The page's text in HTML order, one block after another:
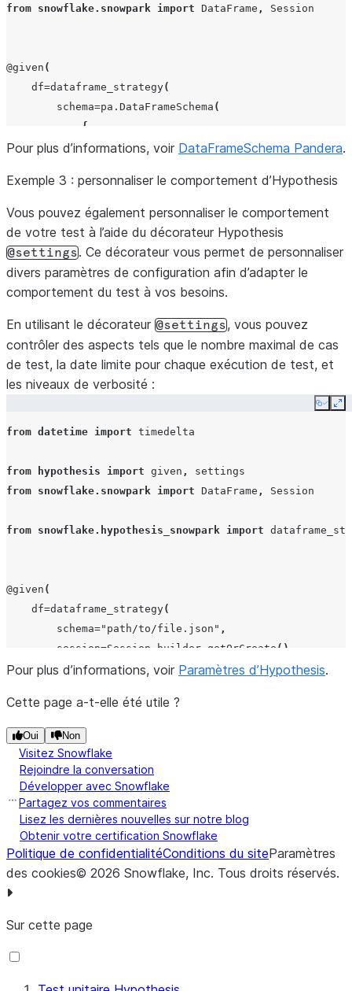
from snowflake.snowpark import DataFrame , Session
@given (
df=dataframe_strategy(
schema=pa . DataFrameSchema (
{
"boolean_column": pa.Column(bool),
"float_column": pa.Column( pa.Float32,
session
Session getOrCreate
=
def
test_my_function_from_dataframeschema_object
# Test a particular function using the generated
...
Pour plus d’informations, voir DataFrameSchema Pandera.
Exemple 3 : personnaliser le comportement d’Hypothesis
Vous pouvez également personnaliser le comportement
de votre test à l’aide du décorateur Hypothesis
@settings. Ce décorateur vous permet de personnaliser
divers paramètres de configuration afin d’adapter le
comportement du test à vos besoins.
En utilisant le décorateur @settings, vous pouvez
contrôler des aspects tels que le nombre maximal de cas
de test, la date limite pour chaque exécution de test, et
les niveaux de verbosité :
Copy
from datetime import timedelta
from hypothesis import given ,
settings
from snowflake.snowpark import DataFrame , Session
from snowflake.hypothesis_snowpark import
@given (
df=dataframe_strategy(
schema="path/to/file.json" ,
session=Session builder getOrCreate (),
)
@settings(
deadline=
max_examples
def test_my_function(df : DataFrame
# Test a particular function using the generated
...
Pour plus d’informations, voir Paramètres d’Hypothesis.
Cette page a-t-elle été utile ?
Oui Non
Visitez Snowflake
Rejoindre la conversation
Développer avec Snowflake
Partagez vos commentaires
Lisez les dernières nouvelles sur notre blog
Obtenir votre certification Snowflake
Politique de confidentialitéConditions du siteParamètres
des cookies© 2026 Snowflake, Inc. Tous droits réservés.
Sur cette page